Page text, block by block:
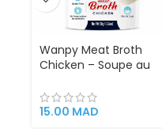
Wanpy Meat Broth
Chicken – Soupe au
g)
15.00 MAD